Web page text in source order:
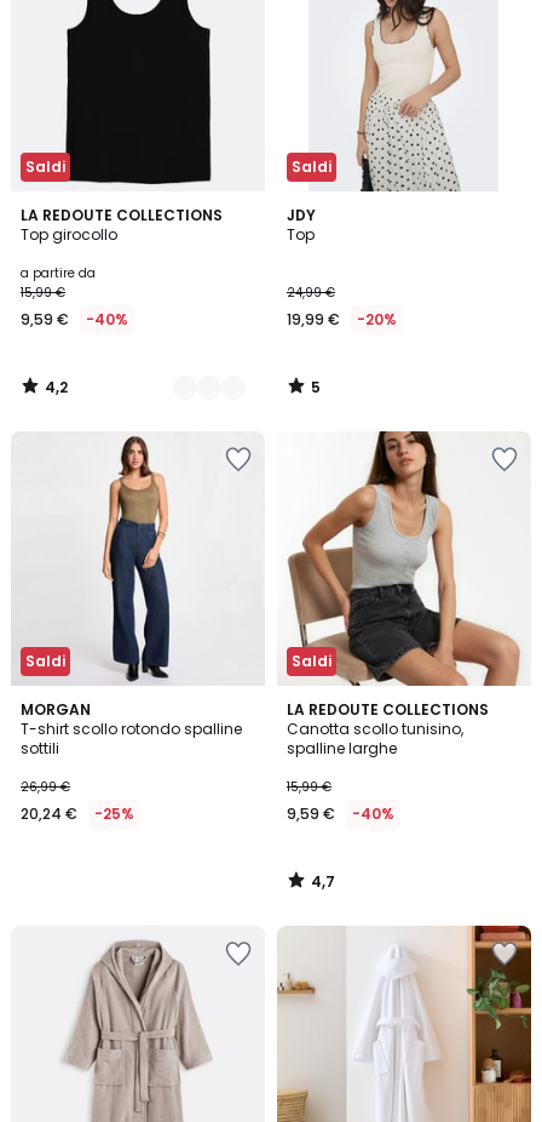
Saldi
LA REDOUTE COLLECTIONS
Top girocollo
a partire da
15,99 €
9,59 € -40%
4,2
/ 5
2
Colori
4,2
/
Saldi
JDY
Top
24,99 €
19,99 € -20%
5
/
5
/
Saldi
MORGAN
T-shirt scollo rotondo spalline
sottili
26,99 €
20,24 € -25%
Saldi
LA REDOUTE COLLECTIONS
Canotta scollo tunisino,
spalline larghe
15,99 €
9,59 € -40%
4,7
/ 5
4,7
/